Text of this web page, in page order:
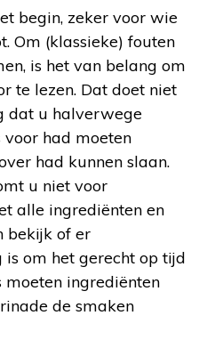
begin, zeker voor wie
Om (klassieke) fouten
is het van belang om
te lezen. Dat doet niet
dat u halverwege
had moeten
had kunnen slaan.
u niet voor
alle ingrediënten en
bekijk of er
om het gerecht op tijd
ingrediënten
de smaken